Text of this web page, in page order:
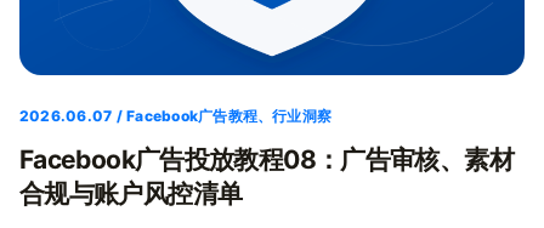
2026.06.07 / Facebook广告教程、行业洞察
Facebook广告投放教程08：广告审核、素材
合规与账户风控清单